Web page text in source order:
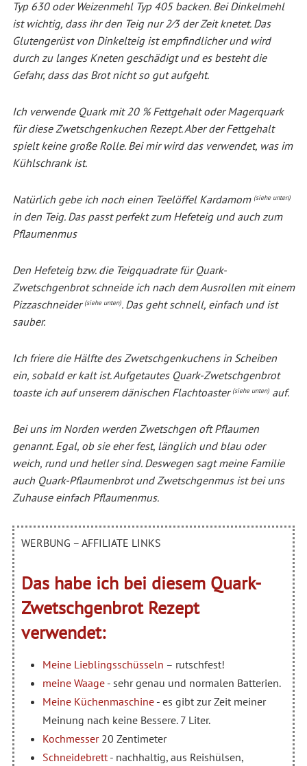
Typ 630 oder Weizenmehl Typ 405 backen. Bei Dinkelmehl
ist wichtig, dass ihr den Teig nur 2⁄3 der Zeit knetet. Das
Glutengerüst von Dinkelteig ist empfindlicher und wird
durch zu langes Kneten geschädigt und es besteht die
Gefahr, dass das Brot nicht so gut aufgeht.
Ich verwende Quark mit 20 % Fettgehalt oder Magerquark
für diese Zwetschgenkuchen Rezept. Aber der Fettgehalt
spielt keine große Rolle. Bei mir wird das verwendet, was im
Kühlschrank ist.
Natürlich gebe ich noch einen Teelöffel Kardamom (siehe unten)
in den Teig. Das passt perfekt zum Hefeteig und auch zum
Pflaumenmus
Den Hefeteig bzw. die Teigquadrate für Quark-
Zwetschgenbrot schneide ich nach dem Ausrollen mit einem
Pizzaschneider (siehe unten). Das geht schnell, einfach und ist
sauber.
Ich friere die Hälfte des Zwetschgenkuchens in Scheiben
ein, sobald er kalt ist. Aufgetautes Quark-Zwetschgenbrot
toaste ich auf unserem dänischen Flachtoaster (siehe unten)auf.
Bei uns im Norden werden Zwetschgen oft Pflaumen
genannt. Egal, ob sie eher fest, länglich und blau oder
weich, rund und heller sind. Deswegen sagt meine Familie
auch Quark-Pflaumenbrot und Zwetschgenmus ist bei uns
Zuhause einfach Pflaumenmus.
WERBUNG – AFFILIATE LINKS
Das habe ich bei diesem Quark-
Zwetschgenbrot Rezept
verwendet:
Meine Lieblingsschüsseln – rutschfest!
meine Waage- sehr genau und normalen Batterien.
Meine Küchenmaschine- es gibt zur Zeit meiner
Meinung nach keine Bessere. 7 Liter.
Kochmesser20 Zentimeter
Schneidebrett- nachhaltig, aus Reishülsen,